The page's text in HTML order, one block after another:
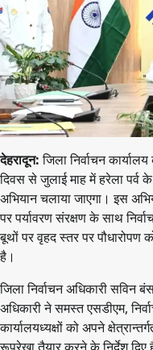
देहरादून:जिला निर्वाचन
दिवस से जुलाई माह में हरेला पर्व
अभियान चलाया जाएगा। इस
पर पर्यावरण संरक्षण के साथ
बूथों पर वृहद स्तर पर
है।
जिला निर्वाचन अधिकारी सविन
अधिकारी ने समस्त एसडीएम,
कार्यालयध्यक्षों को अपने